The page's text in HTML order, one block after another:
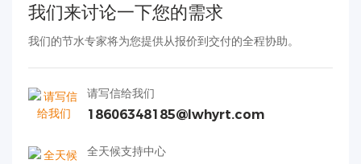
我们来讨论一下您的需求
我们的节水专家将为您提供从报价到交付的全程协助。
请写信给我们
18606348185@lwhyrt.com
全天候支持中心